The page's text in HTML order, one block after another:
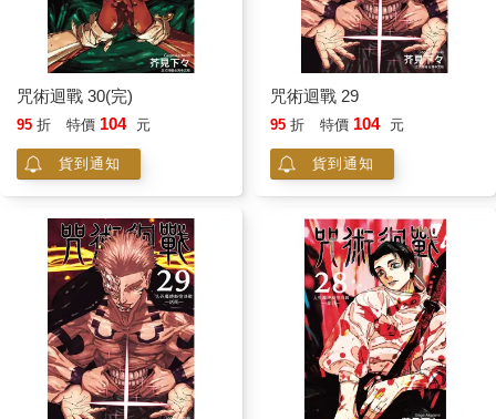
咒術迴戰 30(完)
95 折 特價 104 元
貨到通知
咒術迴戰 29
95 折 特價 104 元
貨到通知